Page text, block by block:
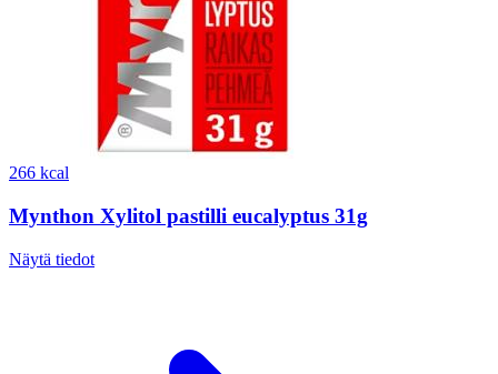
266 kcal
Mynthon Xylitol pastilli eucalyptus 31g
Näytä tiedot